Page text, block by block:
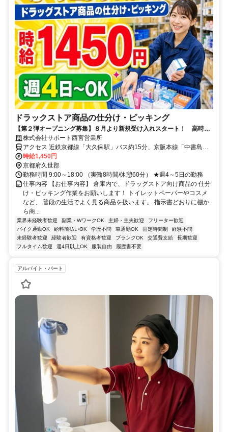
ドラックストア商品の仕分け・ピッキング
【第２弾オープニング募集】８月より新規受け入れスタート！ 高時給
1450円のカンタン軽作業！日勤専属＆週4～5日で収入安定！日曜固定休
で家庭との両立も◎
株式会社サポート西宮営業所
アクセス 近鉄京都線「大久保駅」バス約15分、京阪本線「中書島
駅」バス約30分、「新タマキ」バス停より徒歩5分◆自動車・自転
車・バイク通勤可
時給1,450円
京都府久世郡
勤務時間 9:00～18:00 （実働8時間/休憩60分） ★週4～5日の勤務
仕事内容 【お仕事内容】 倉庫内で、ドラッグストア向け商品の 仕分
け・ピッキング作業をお願いします！ トイレットペーパーやコスメ
など、 普段の生活でよく見る商品を扱います。 指示書どおりに棚か
ら商...
業界未経験者歓迎 副業・WワークOK 主婦・主夫歓迎
フリーター歓迎
バイク通勤OK
給料前払いOK 学歴不問 車通勤OK 固定時間制
経験不問
未経験者歓迎
経験者歓迎 有資格者歓迎 ブランクOK 交通費支給
長期歓迎
フルタイム歓迎
週4日以上OK 服装自由 履歴書不要
アルバイト・パート